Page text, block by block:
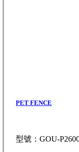
PET FENCE
型號：GOU-